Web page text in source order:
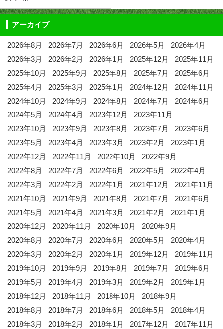
アーカイブ
2026年8月 2026年7月 2026年6月 2026年5月
2026年4月
2026年3月
2026年2月 2026年1月 2025年12月
2025年11月
2025年10月
2025年9月 2025年8月 2025年7月
2025年6月
2025年4月
2025年3月 2025年1月 2024年12月
2024年11月
2024年10月
2024年9月 2024年8月 2024年7月
2024年6月
2024年5月
2024年4月 2023年12月
2023年11月
2023年10月
2023年9月 2023年8月 2023年7月
2023年6月
2023年5月
2023年4月 2023年3月 2023年2月
2023年1月
2022年12月
2022年11月 2022年10月
2022年9月
2022年8月
2022年7月 2022年6月 2022年5月
2022年4月
2022年3月
2022年2月 2022年1月 2021年12月
2021年11月
2021年10月
2021年9月 2021年8月 2021年7月
2021年6月
2021年5月
2021年4月 2021年3月 2021年2月
2021年1月
2020年12月
2020年11月 2020年10月
2020年9月
2020年8月
2020年7月 2020年6月 2020年5月
2020年4月
2020年3月
2020年2月 2020年1月 2019年12月
2019年11月
2019年10月
2019年9月 2019年8月 2019年7月
2019年6月
2019年5月
2019年4月 2019年3月 2019年2月
2019年1月
2018年12月
2018年11月 2018年10月
2018年9月
2018年8月
2018年7月 2018年6月 2018年5月
2018年4月
2018年3月
2018年2月 2018年1月 2017年12月
2017年11月